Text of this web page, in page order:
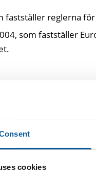
cookies
fastställer reglerna
som fastställer
54–69) reglerar
uppgifterna på
i den medlemsstat
för
i praktiken.
2001/83/EG